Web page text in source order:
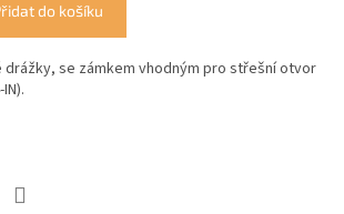
do košíku
drážky, se zámkem vhodným pro střešní otvor